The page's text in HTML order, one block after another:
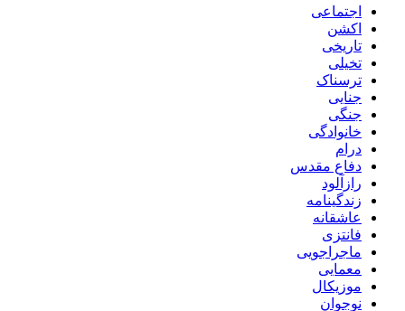
اجتماعی
اکشن
تاریخی
تخیلی
ترسناک
جنایی
جنگی
خانوادگی
درام
دفاع مقدس
رازآلود
زندگینامه
عاشقانه
فانتزی
ماجراجویی
معمایی
موزیکال
نوجوان